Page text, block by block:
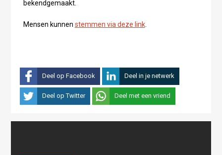
bekendgemaakt.
Mensen kunnen stemmen via deze link.
Deel op Facebook Deel in je netwerk
Deel op Twitter Deel met een vriend